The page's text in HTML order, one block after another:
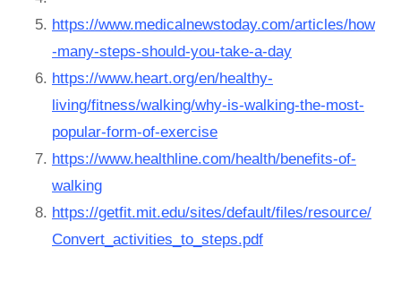
https://www.medicalnewstoday.com/articles/how
-many-steps-should-you-take-a-day
https://www.heart.org/en/healthy-
living/fitness/walking/why-is-walking-the-most-
popular-form-of-exercise
https://www.healthline.com/health/benefits-of-
walking
https://getfit.mit.edu/sites/default/files/resource/
Convert_activities_to_steps.pdf